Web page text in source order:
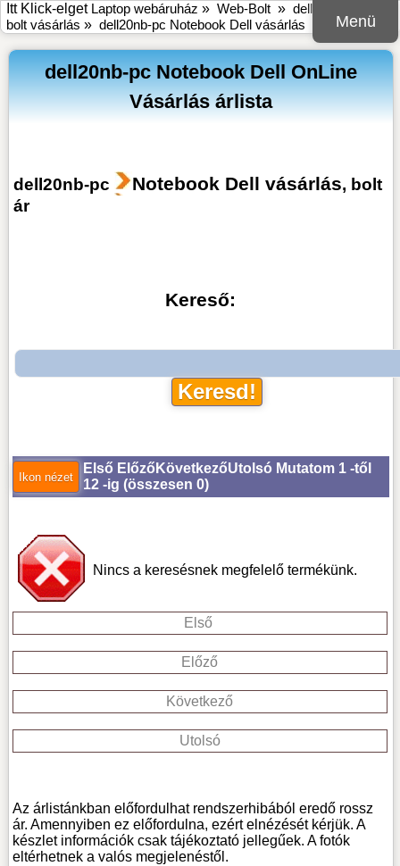
Menü
Itt Klick-elget Laptop webáruház » Web-Bolt » dell20nb-pc online
bolt vásárlás » dell20nb-pc Notebook Dell vásárlás
dell20nb-pc Notebook Dell OnLine
Vásárlás árlista
dell20nb-pc Notebook Dell vásárlás, bolt
ár
Kereső:
Első Előző KövetkezőUtolsó Mutatom 1 -től
12 -ig (összesen 0)
Nincs a keresésnek megfelelő termékünk.
Első
Előző
Következő
Utolsó
Az árlistánkban előfordulhat rendszerhibából eredő rossz
ár. Amennyiben ez előfordulna, ezért elnézését kérjük. A
készlet információk csak tájékoztató jellegűek. A fotók
eltérhetnek a valós megjelenéstől.